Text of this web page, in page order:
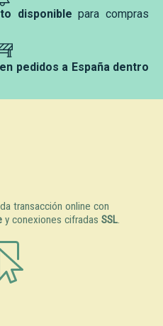
disponible para compras
pedidos a España dentro
transacción online con
y conexiones cifradas SSL